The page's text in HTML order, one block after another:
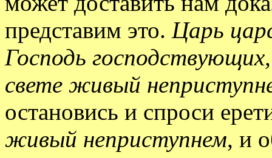
представим это. Царь
Господь
свете живый
остановись и спроси
живый неприступнем, и